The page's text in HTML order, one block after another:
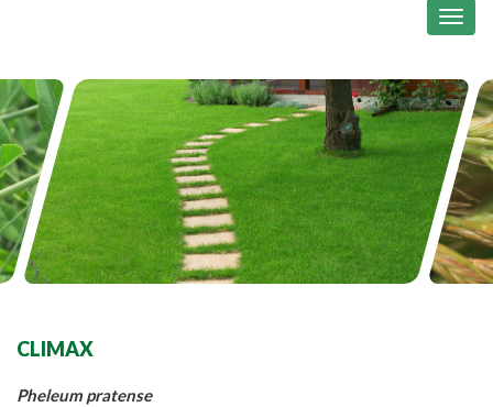
CLIMAX
Pheleum pratense